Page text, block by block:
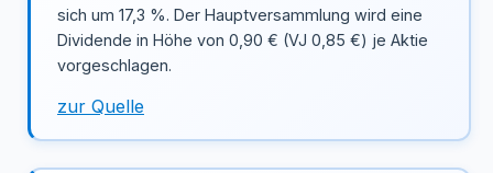
sich um 17,3 %. Der Hauptversammlung wird eine
Dividende in Höhe von 0,90 € (VJ 0,85 €) je Aktie
vorgeschlagen.
zur Quelle